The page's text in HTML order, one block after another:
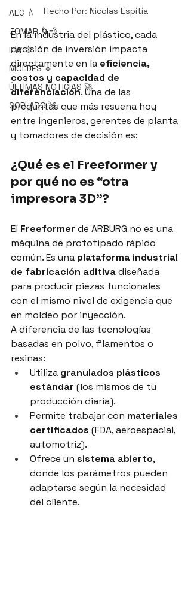
AEC 💧
JOMAR 🌀💨
IFW 💠
MOLDES 🔹
ÚLTIMAS NOTICIAS 🚀
SOPLADO ༄
Hecho Por: Nicolas Espitia
En la industria del plástico, cada
decisión de inversión impacta
directamente en la eficiencia,
costos y capacidad de
diferenciación. Una de las
preguntas que más resuena hoy
entre ingenieros, gerentes de planta
y tomadores de decisión es:
¿Qué es el Freeformer y
por qué no es “otra
impresora 3D”?
El Freeformer de ARBURG no es una
máquina de prototipado rápido
común. Es una plataforma industrial
de fabricación aditiva diseñada
para producir piezas funcionales
con el mismo nivel de exigencia que
en moldeo por inyección.
A diferencia de las tecnologías
basadas en polvo, filamentos o
resinas:
Utiliza granulados plásticos
estándar (los mismos de tu
producción diaria).
Permite trabajar con materiales
certificados (FDA, aeroespacial,
automotriz).
Ofrece un sistema abierto,
donde los parámetros pueden
adaptarse según la necesidad
del cliente.